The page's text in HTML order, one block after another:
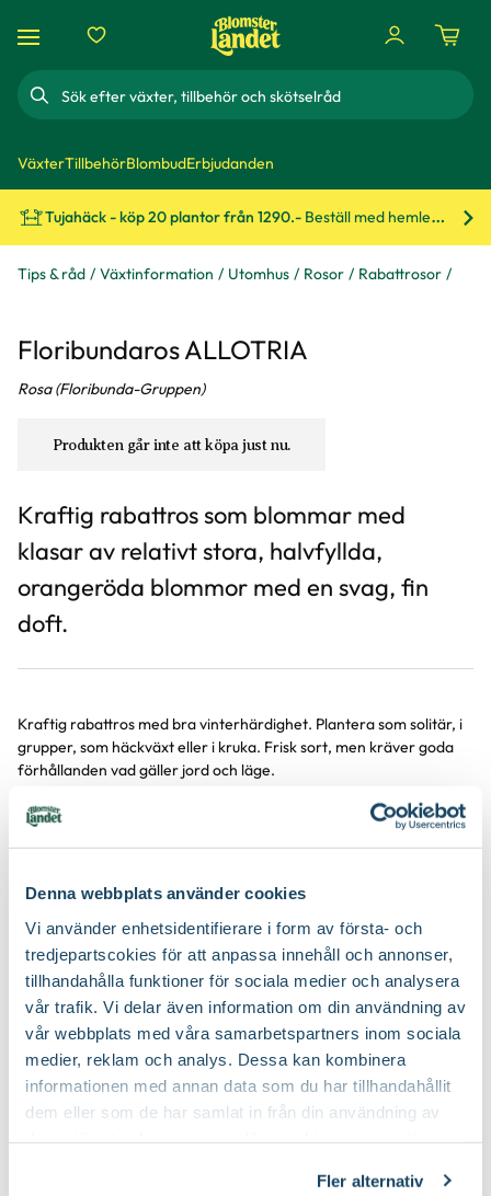
Denna webbplats använder cookies
Vi använder enhetsidentifierare i form av första- och
tredjepartscokies för att anpassa innehåll och annonser,
tillhandahålla funktioner för sociala medier och analysera
vår trafik. Vi delar även information om din användning av
vår webbplats med våra samarbetspartners inom sociala
medier, reklam och analys. Dessa kan kombinera
informationen med annan data som du har tillhandahållit
dem eller som de har samlat in från din användning av
Fler alternativ
Sök
VäxterTillbehörBlombudErbjudanden
Tujahäck - köp 20 plantor från 1290.- Beställ med hemleverans!
Tips & råd Växtinformation Utomhus Rosor Rabattrosor
Floribundaros ALLOTRIA
Rosa (Floribunda-Gruppen)
Produkten går inte att köpa just nu.
Kraftig rabattros som blommar med
klasar av relativt stora, halvfyllda,
orangeröda blommor med en svag, fin
doft.
Kraftig rabattros med bra vinterhärdighet. Plantera som solitär, i
grupper, som häckväxt eller i kruka. Frisk sort, men kräver goda
förhållanden vad gäller jord och läge.